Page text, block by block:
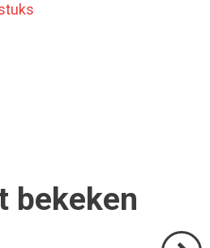
bekeken